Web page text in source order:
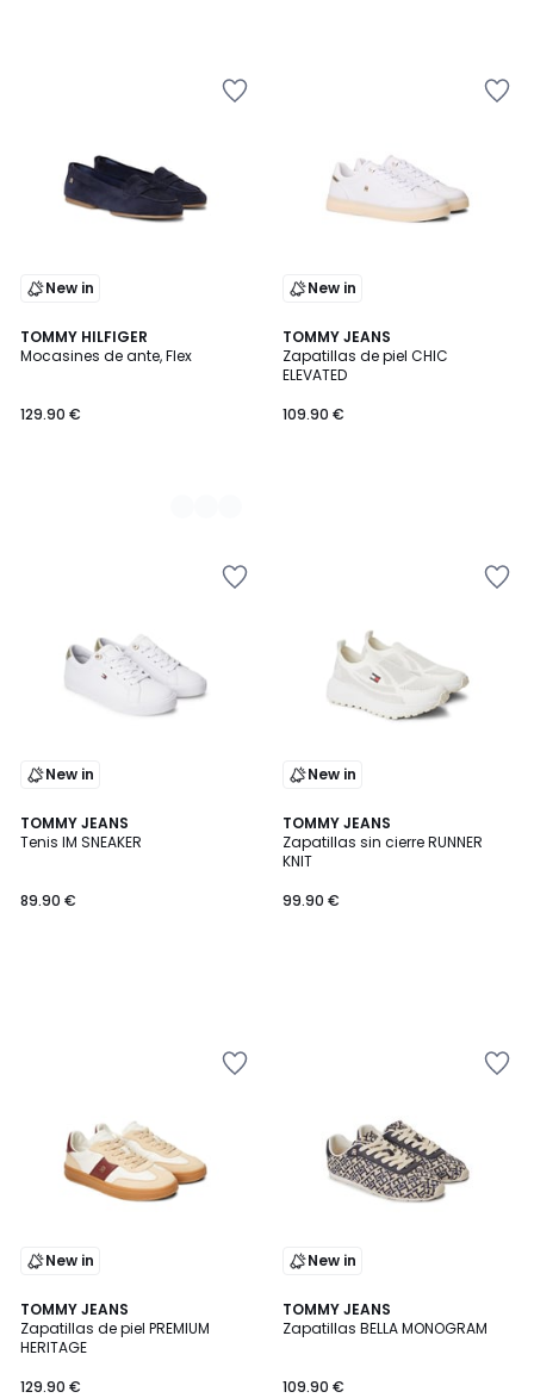
New in
TOMMY HILFIGER
Mocasines de ante, Flex
129.90 €
2
Colores
New in
TOMMY JEANS
Zapatillas de piel CHIC
ELEVATED
109.90 €
New in
TOMMY JEANS
Tenis IM SNEAKER
89.90 €
New in
TOMMY JEANS
Zapatillas sin cierre RUNNER
KNIT
99.90 €
New in
TOMMY JEANS
Zapatillas de piel PREMIUM
HERITAGE
129.90 €
New in
TOMMY JEANS
Zapatillas BELLA MONOGRAM
109.90 €